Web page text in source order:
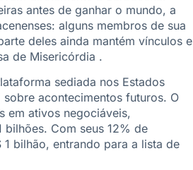
antes de ganhar o mundo, a
alguns membros de sua
deles ainda mantém vínculos e
de Misericórdia .
sediada nos Estados
acontecimentos futuros. O
em ativos negociáveis,
bilhões. Com seus 12% de
bilhão, entrando para a lista de